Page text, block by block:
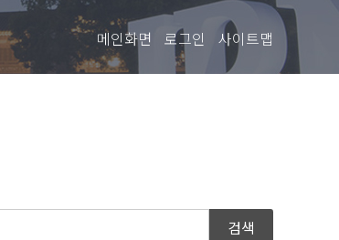
메인화면 로그인 사이트맵